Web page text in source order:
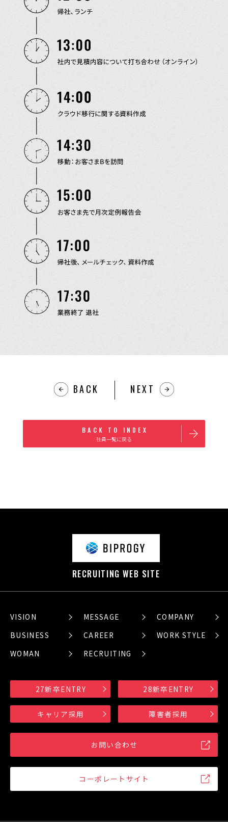
BACK NEXT
BACK TO INDEX
社員一覧に戻る
RECRUITING WEB SITE
VISION MESSAGE
COMPANY
BUSINESS
CAREER
WORK STYLE
WOMAN
RECRUITING
27新卒ENTRY 28新卒ENTRY
キャリア採用 障害者採用
お問い合わせ
コーポレートサイト